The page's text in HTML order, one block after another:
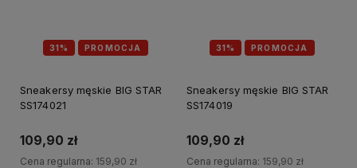
31% PROMOCJA
Sneakersy męskie BIG STAR
SS174021
109,90 zł
Cena regularna: 159,90 zł
31% PROMOCJA
Sneakersy męskie BIG STAR
SS174019
109,90 zł
Cena regularna: 159,90 zł